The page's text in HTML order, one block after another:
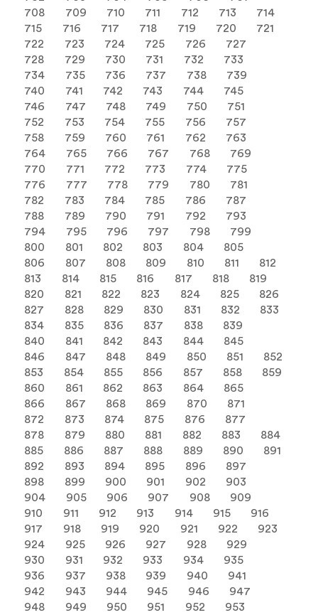
708
709 710 711 712 713
714
715
716 717 718 719 720
721
722
723 724 725 726
727
728
729 730 731 732
733
734
735 736 737 738
739
740
741 742 743 744
745
746
747 748 749 750
751
752
753 754 755 756
757
758
759 760 761 762
763
764
765 766 767 768
769
770
771 772 773 774
775
776
777 778 779 780
781
782
783 784 785 786
787
788
789 790 791 792
793
794
795 796 797 798
799
800
801 802 803 804
805
806
807 808 809 810 811
812
813
814 815 816 817 818
819
820
821 822 823 824 825
826
827
828 829 830 831 832
833
834
835 836 837 838
839
840
841 842 843 844
845
846
847 848 849 850 851
852
853
854 855 856 857 858
859
860
861 862 863 864
865
866
867 868 869 870
871
872
873 874 875 876
877
878
879 880 881 882 883
884
885
886 887 888 889 890
891
892
893 894 895 896
897
898
899 900 901 902
903
904
905 906 907 908
909
910
911 912 913 914 915
916
917
918 919 920 921 922
923
924
925 926 927 928
929
930
931 932 933 934
935
936
937 938 939 940
941
942
943 944 945 946
947
948
949 950 951 952
953